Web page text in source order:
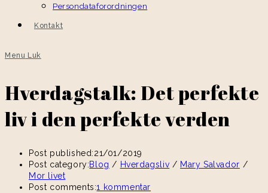
Persondataforordningen
Kontakt
Menu Luk
Hverdagstalk: Det perfekte
liv i den perfekte verden
Post published:21/01/2019
Post category:Blog / Hverdagsliv / Mary Salvador /
Mor livet
Post comments:1 kommentar